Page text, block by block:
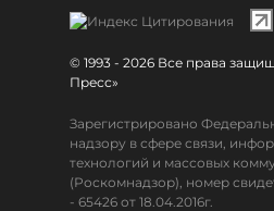
© 1993 - 2026 Все права
Пресс»
Зарегистрировано
надзору в сфере связи,
технологий и массовых
(Роскомнадзор), номер
- 65426 от 18.04.2016г.